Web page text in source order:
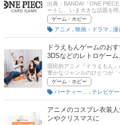
出典：BANDAI『ONE
ートし、いま大きな話題を
原作の人気キャラが描かれ
より、発売されて間もない
注目のカードゲームです。
ードゲーム』をはじめてみ
ゲームの遊び方、最初に購
ます。おすすめカードやデ
分なりの最強デッキをめざ
覧表、通販サイトの売れ筋
もチェックしてみましょう。
ゲーム・ホビー
アニメ
映画・ドラマ 漫
ドラえもんゲームのお
3DSなどのレトロゲー
国民的アニメ『ドラえもん
豊かなジャンルのひとつが
ターたちをモチーフとした
の内容も実に多彩であり、
そこで本記事では、現在手
おすすめの商品をピックア
のプレゼントや、ご家族と
ゲーム・ホビー
アニメのコスプレ衣装
ンやクリスマスに